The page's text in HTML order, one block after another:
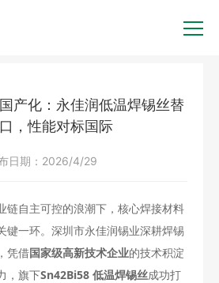
产化：永佳润低温焊锡丝替
，性能对标国际
日期： 2026/4/29
链自主可控的浪潮下，核心焊接材料
键一环。深圳市永佳润锡业深耕焊锡
凭借国家级高新技术企业的技术积淀
，旗下Sn42Bi58 低温焊锡丝成功打